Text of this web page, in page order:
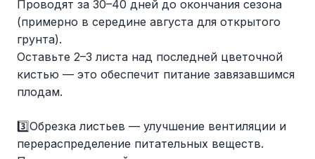
Проводят за 30–40 дней до окончания сезона
(примерно в середине августа для открытого
грунта).
Оставьте 2–3 листа над последней цветочной
кистью — это обеспечит питание завязавшимся
плодам.
3️⃣Обрезка листьев — улучшение вентиляции и
перераспределение питательных веществ.